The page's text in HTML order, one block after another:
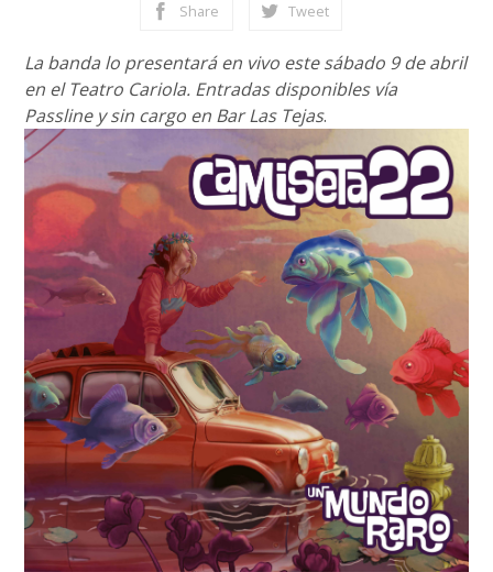
Share Tweet
La banda lo presentará en vivo este sábado 9 de abril
en el Teatro Cariola. Entradas disponibles vía
Passline y sin cargo en Bar Las Tejas.